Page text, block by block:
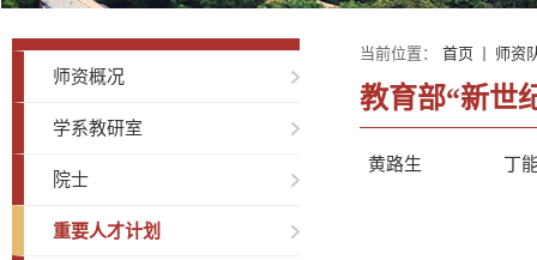
师资概况
学系教研室
院士
重要人才计划
当前位置： 首页 师资
教育部“新世
黄路生 丁